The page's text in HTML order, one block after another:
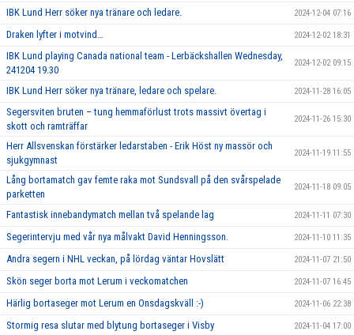
IBK Lund Herr söker nya tränare och ledare. 2024-12-04 07:16
Draken lyfter i motvind… 2024-12-02 18:31
IBK Lund playing Canada national team - Lerbäckshallen Wednesday,
241204 19.30
2024-12-02 09:15
IBK Lund Herr söker nya tränare, ledare och spelare. 2024-11-28 16:05
Segersviten bruten – tung hemmaförlust trots massivt övertag i
skott och ramträffar
2024-11-26 15:30
Herr Allsvenskan förstärker ledarstaben - Erik Höst ny massör och
sjukgymnast
2024-11-19 11:55
Lång bortamatch gav femte raka mot Sundsvall på den svårspelade
parketten
2024-11-18 09:05
Fantastisk innebandymatch mellan två spelande lag 2024-11-11 07:30
Segerintervju med vår nya målvakt David Henningsson. 2024-11-10 11:35
Andra segern i NHL veckan, på lördag väntar Hovslätt 2024-11-07 21:50
Skön seger borta mot Lerum i veckomatchen 2024-11-07 16:45
Härlig bortaseger mot Lerum en Onsdagskväll :-) 2024-11-06 22:38
Stormig resa slutar med blytung bortaseger i Visby 2024-11-04 17:00